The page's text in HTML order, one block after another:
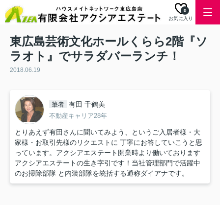
お気に入り
0
東広島芸術文化ホールくらら2階『ソ
ラオト』でサラダバーランチ！
2018.06.19
筆者 有田 千鶴美
不動産キャリア28年
とりあえず有田さんに聞いてみよう、というご入居者様・大
家様・お取引先様のリクエストに 丁寧にお答していこうと思
っています。アクシアエステート開業時より働いております
アクシアエステートの生き字引です！当社管理部門で活躍中
のお掃除部隊 と内装部隊を統括する通称ダイアナです。